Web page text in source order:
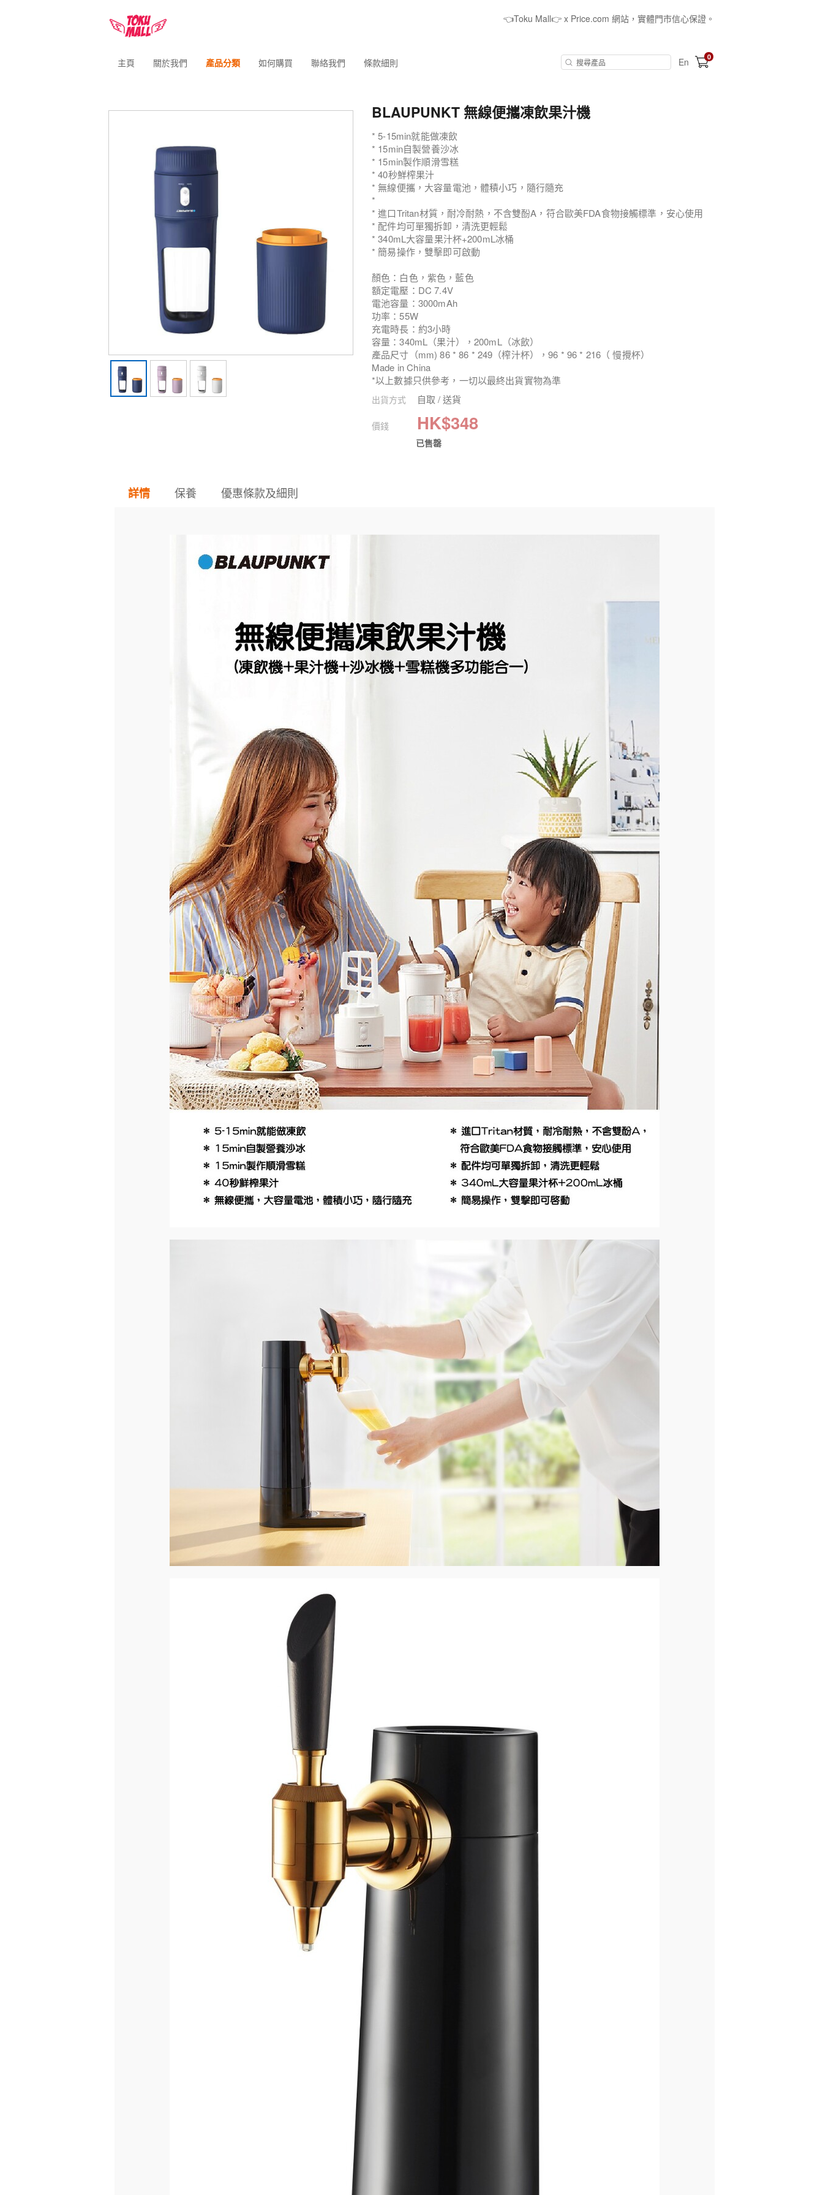
👈Toku Mall👉 x Price.com 網站，實體門市信心保證。
主頁 關於我們 產品分類 如何購買 聯絡我們 條款細則 En 0
BLAUPUNKT 無線便攜凍飲果汁機
* 5-15min就能做凍飲
* 15min自製營養沙冰
* 15min製作順滑雪糕
* 40秒鮮榨果汁
* 無線便攜，大容量電池，體積小巧，隨行隨充
*
* 進口Tritan材質，耐冷耐熱，不含雙酚A，符合歐美FDA食物接觸標準，安心使用
* 配件均可單獨拆卸，清洗更輕鬆
* 340mL大容量果汁杯+200mL冰桶
* 簡易操作，雙擊即可啟動
顏色：白色，紫色，藍色
額定電壓：DC 7.4V
電池容量：3000mAh
功率：55W
充電時長：約3小時
容量：340mL（果汁），200mL（冰飲）
產品尺寸（mm) 86 * 86 * 249（榨汁杯），96 * 96 * 216（ 慢攪杯）
Made in China
*以上數據只供參考，一切以最終出貨實物為準
出貨方式 自取 / 送貨
價錢 HK$348
已售罄
詳情 保養 優惠條款及細則